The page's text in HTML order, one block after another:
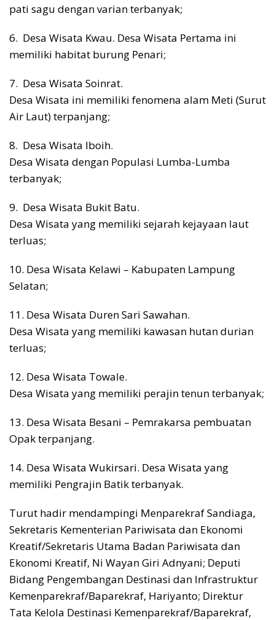
pati sagu dengan varian terbanyak;
6. Desa Wisata Kwau. Desa Wisata Pertama ini
memiliki habitat burung Penari;
7. Desa Wisata Soinrat.
Desa Wisata ini memiliki fenomena alam Meti (Surut
Air Laut) terpanjang;
8. Desa Wisata Iboih.
Desa Wisata dengan Populasi Lumba-Lumba
terbanyak;
9. Desa Wisata Bukit Batu.
Desa Wisata yang memiliki sejarah kejayaan laut
terluas;
10. Desa Wisata Kelawi – Kabupaten Lampung
Selatan;
11. Desa Wisata Duren Sari Sawahan.
Desa Wisata yang memiliki kawasan hutan durian
terluas;
12. Desa Wisata Towale.
Desa Wisata yang memiliki perajin tenun terbanyak;
13. Desa Wisata Besani – Pemrakarsa pembuatan
Opak terpanjang.
14. Desa Wisata Wukirsari. Desa Wisata yang
memiliki Pengrajin Batik terbanyak.
Turut hadir mendampingi Menparekraf Sandiaga,
Sekretaris Kementerian Pariwisata dan Ekonomi
Kreatif/Sekretaris Utama Badan Pariwisata dan
Ekonomi Kreatif, Ni Wayan Giri Adnyani; Deputi
Bidang Pengembangan Destinasi dan Infrastruktur
Kemenparekraf/Baparekraf, Hariyanto; Direktur
Tata Kelola Destinasi Kemenparekraf/Baparekraf,